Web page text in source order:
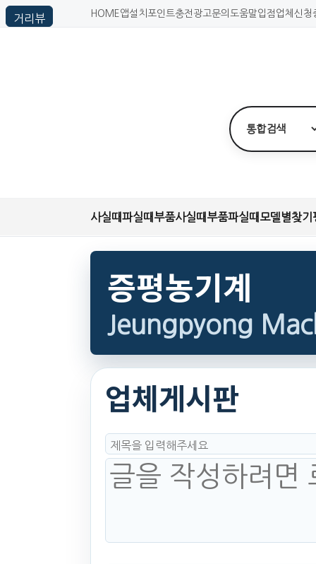
HOME 앱설치 포인트충전 광고문의 도움말입점업체신청
사실때파실때 부품사실때 부품파실때 모델별찾기
증평농기계
Jeungpyong
업체게시판